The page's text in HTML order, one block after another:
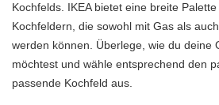
Kochfelds. IKEA bietet eine breite
Kochfeldern, die sowohl mit Gas als
werden können. Überlege, wie du deine
möchtest und wähle entsprechend den
passende Kochfeld aus.